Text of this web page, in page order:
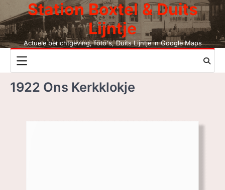
Skip
to
content
Station Boxtel & Duits
Lijntje
Actuele berichtgeving, foto's, Duits Lijntje in Google Maps
DUITS LIJNTJE
1922 Ons Kerkklokje